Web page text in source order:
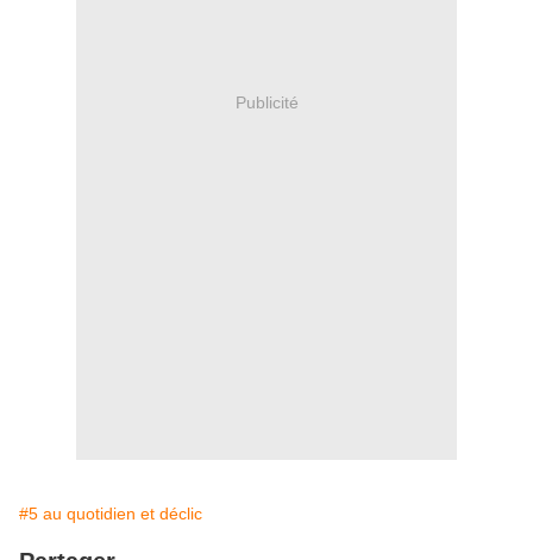
Publicité
#5 au quotidien et déclic